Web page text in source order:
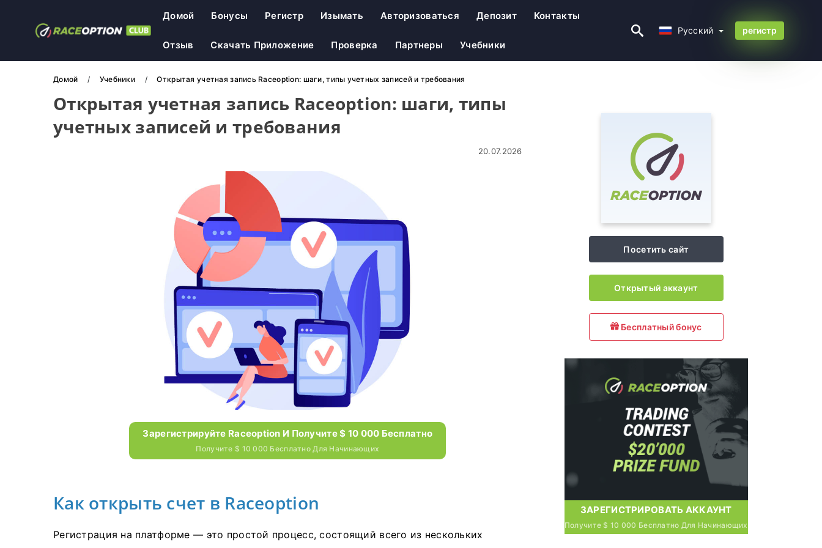
Домой Бонусы Регистр Изымать Авторизоваться Депозит Контакты
Отзыв Скачать Приложение Проверка Партнеры Учебники
Русский регистр
Домой Учебники Открытая учетная запись Raceoption: шаги, типы учетных записей и требования
Открытая учетная запись Raceoption: шаги, типы
учетных записей и требования
20.07.2026
Зарегистрируйте Raceoption И Получите $ 10 000 Бесплатно
Получите $ 10 000 Бесплатно Для Начинающих
Как открыть счет в Raceoption
Регистрация на платформе — это простой процесс, состоящий всего из нескольких
Посетить сайт
Открытый аккаунт
Бесплатный бонус
ЗАРЕГИСТРИРОВАТЬ АККАУНТ
Получите $ 10 000 Бесплатно Для Начинающих